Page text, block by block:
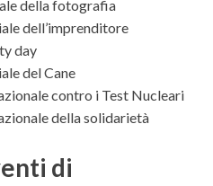
della fotografia
dell’imprenditore
day
del Cane
contro i Test Nucleari
della solidarietà
di